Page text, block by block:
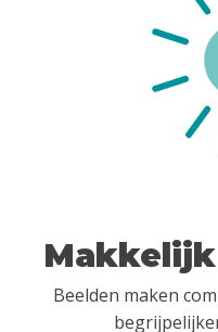
Beelden maken